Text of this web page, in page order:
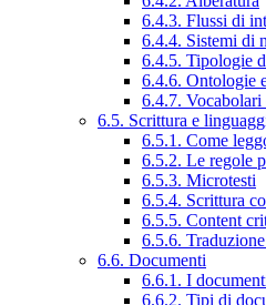
6.4.3. Flussi di
6.4.4. Sistemi di
6.4.5. Tipologie
6.4.6. Ontologie
6.4.7. Vocabolari
6.5. Scrittura e
6.5.1. Come
6.5.2. Le regole
6.5.3. Microtesti
6.5.4. Scrittura
6.5.5. Content
6.5.6.
6.6. Documenti
6.6.1. I
6.6.2. Tipi di